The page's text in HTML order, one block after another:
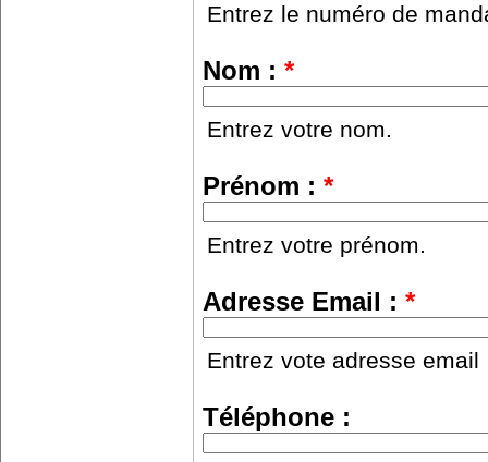
Entrez le numéro de
Nom : *
Entrez votre nom.
Prénom : *
Entrez votre prénom.
Adresse Email : *
Entrez vote adresse email
Téléphone :